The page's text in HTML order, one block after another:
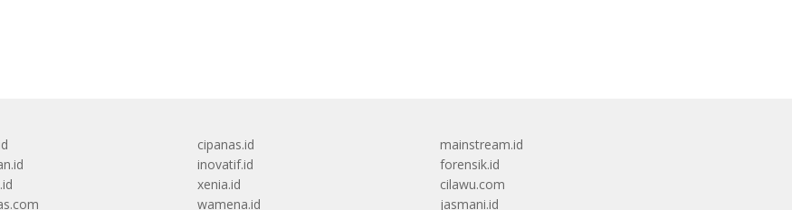
cipanas.id
inovatif.id
xenia.id
wamena.id
mainstream.id
forensik.id
cilawu.com
jasmani.id